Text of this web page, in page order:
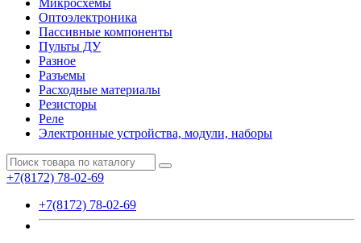
Микросхемы
Оптоэлектроника
Пассивные компоненты
Пульты ДУ
Разное
Разъемы
Расходные материалы
Резисторы
Реле
Электронные устройства, модули, наборы
+7(8172) 78-02-69
+7(8172) 78-02-69